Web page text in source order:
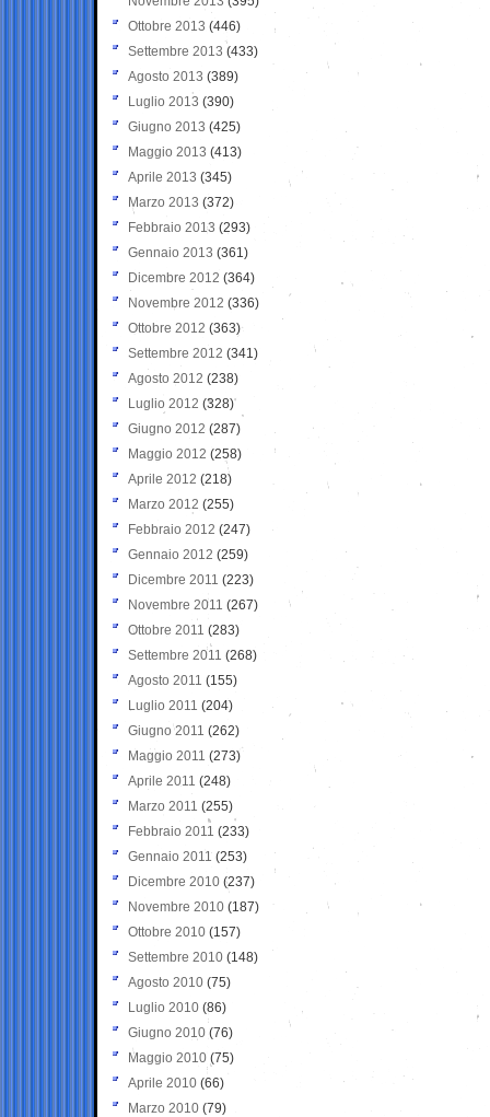
Ottobre 2013 (446)
Settembre 2013 (433)
Agosto 2013 (389)
Luglio 2013 (390)
Giugno 2013 (425)
Maggio 2013 (413)
Aprile 2013 (345)
Marzo 2013 (372)
Febbraio 2013 (293)
Gennaio 2013 (361)
Dicembre 2012 (364)
Novembre 2012 (336)
Ottobre 2012 (363)
Settembre 2012 (341)
Agosto 2012 (238)
Luglio 2012 (328)
Giugno 2012 (287)
Maggio 2012 (258)
Aprile 2012 (218)
Marzo 2012 (255)
Febbraio 2012 (247)
Gennaio 2012 (259)
Dicembre 2011 (223)
Novembre 2011 (267)
Ottobre 2011 (283)
Settembre 2011 (268)
Agosto 2011 (155)
Luglio 2011 (204)
Giugno 2011 (262)
Maggio 2011 (273)
Aprile 2011 (248)
Marzo 2011 (255)
Febbraio 2011 (233)
Gennaio 2011 (253)
Dicembre 2010 (237)
Novembre 2010 (187)
Ottobre 2010 (157)
Settembre 2010 (148)
Agosto 2010 (75)
Luglio 2010 (86)
Giugno 2010 (76)
Maggio 2010 (75)
Aprile 2010 (66)
Marzo 2010 (79)